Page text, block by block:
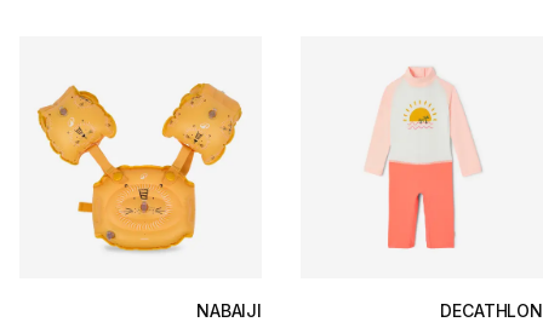
DECATHLON
NABAIJI